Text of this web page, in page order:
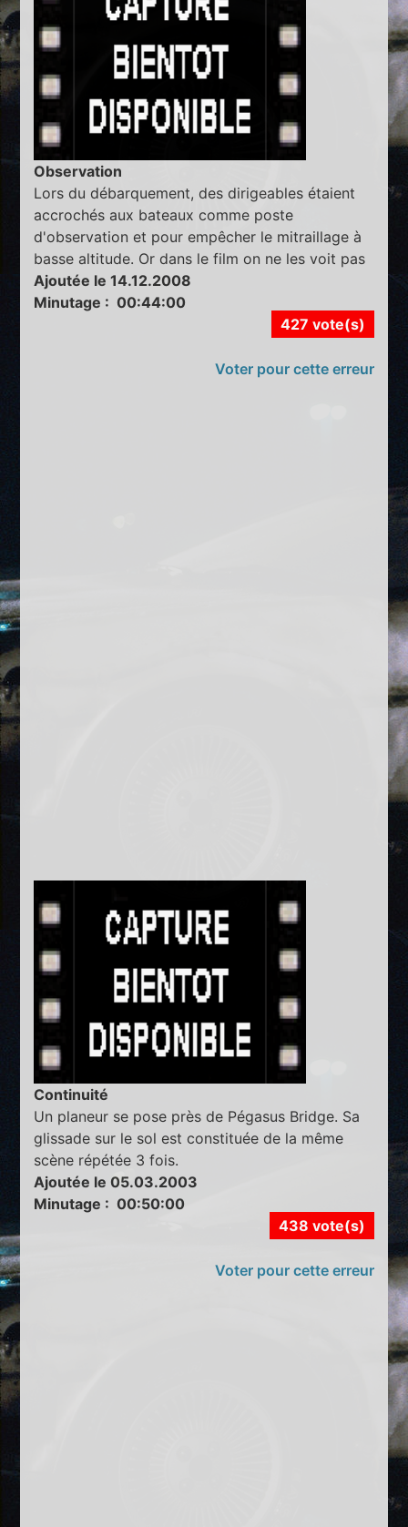
Observation
Lors du débarquement, des dirigeables étaient
accrochés aux bateaux comme poste
d'observation et pour empêcher le mitraillage à
basse altitude. Or dans le film on ne les voit pas
Ajoutée le 14.12.2008
Minutage : 00:44:00
427 vote(s)
Voter pour cette erreur
Continuité
Un planeur se pose près de Pégasus Bridge. Sa
glissade sur le sol est constituée de la même
scène répétée 3 fois.
Ajoutée le 05.03.2003
Minutage : 00:50:00
438 vote(s)
Voter pour cette erreur